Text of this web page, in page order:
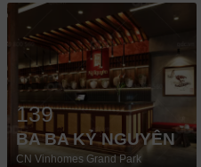
139
BA BA KỶ NGUYÊN
CN Vinhomes Grand Park